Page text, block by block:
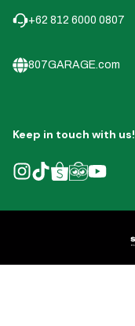
+62 812 6000 0807
807GARAGE.com
Keep in touch with us!